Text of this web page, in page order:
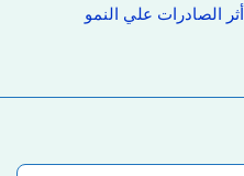
أثر الصادرات علي النمو